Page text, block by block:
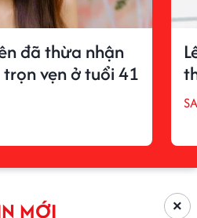
đã thừa nhận
vẹn ở tuổi 41
MỚI ×